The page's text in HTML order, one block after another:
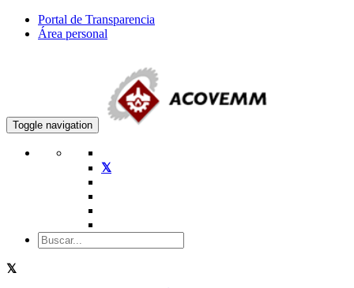
Portal de Transparencia
Área personal
Toggle navigation